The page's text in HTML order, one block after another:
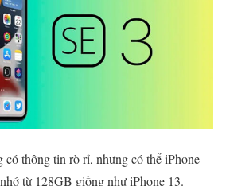
thông tin rò rỉ, nhưng có thể iPhone
từ 128GB giống như iPhone 13.